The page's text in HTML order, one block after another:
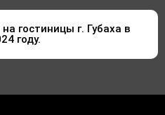
гостиницы г. Губаха в
году.